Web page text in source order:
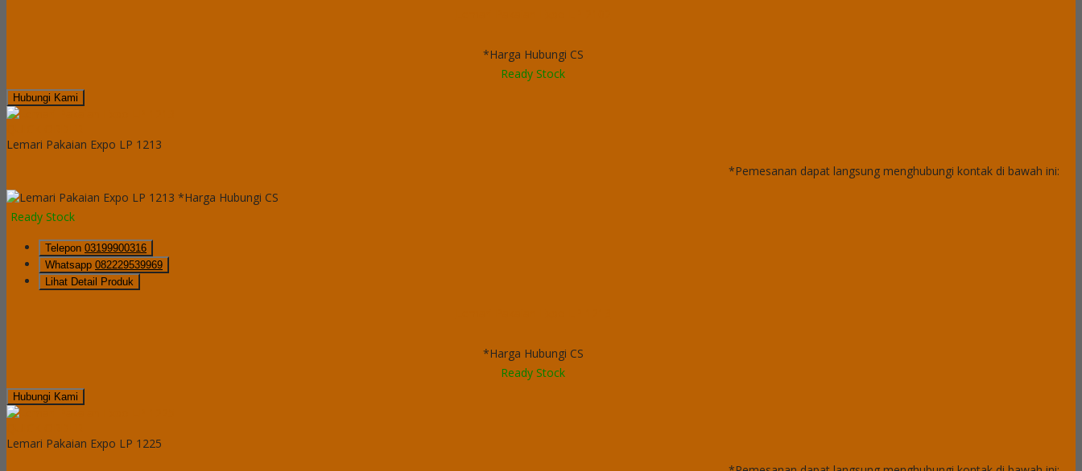
*Harga Hubungi CS
Ready Stock
Hubungi Kami
Lemari Pakaian Expo LP 1213
*Pemesanan dapat langsung menghubungi kontak di bawah ini:
*Harga Hubungi CS
Ready Stock
Telepon 03199900316
Whatsapp 082229539969
Lihat Detail Produk
*Harga Hubungi CS
Ready Stock
Hubungi Kami
Lemari Pakaian Expo LP 1225